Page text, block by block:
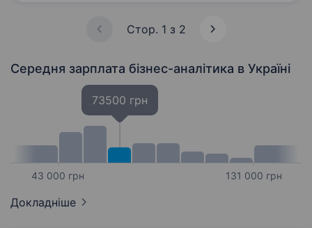
культури постійних…
Стор. 1 з 2
Середня зарплата бізнес-аналітика в Україні
43 000 грн
73500 грн
131 000 грн
Докладніше